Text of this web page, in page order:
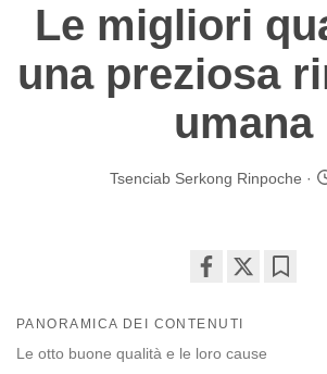
Le migliori
una preziosa
umana
Tsenciab Serkong Rinpoche
on
facebook
PANORAMICA DEI CONTENUTI
Le otto buone qualità e le loro cause